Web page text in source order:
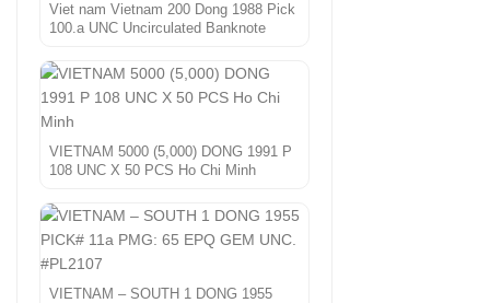
Viet nam Vietnam 200 Dong 1988 Pick
100.a UNC Uncirculated Banknote
VIETNAM 5000 (5,000) DONG 1991 P
108 UNC X 50 PCS Ho Chi Minh
VIETNAM – SOUTH 1 DONG 1955